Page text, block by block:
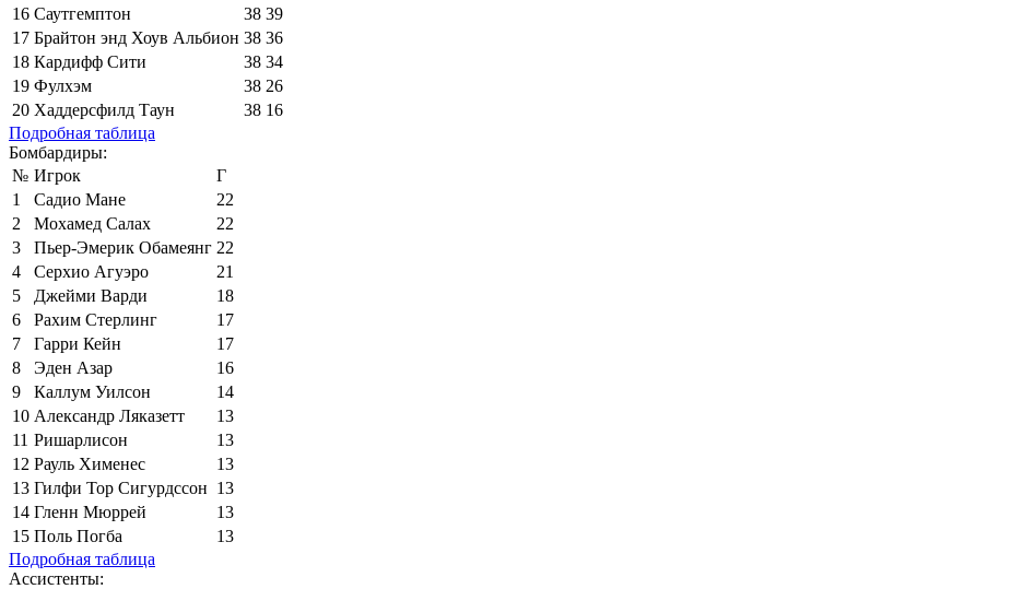
16 Саутгемптон 38 39
17 Брайтон энд Хоув Альбион 38 36
18 Кардифф Сити 38 34
19 Фулхэм 38 26
20 Хаддерсфилд Таун 38 16
Подробная таблица
Бомбардиры:
№ Игрок
Г
1
Садио Мане
22
2
Мохамед Салах
22
3
Пьер-Эмерик Обамеянг 22
4
Серхио Агуэро
21
5
Джейми Варди
18
6
Рахим Стерлинг
17
7
Гарри Кейн
17
8
Эден Азар
16
9
Каллум Уилсон
14
10 Александр Ляказетт
13
11 Ришарлисон
13
12 Рауль Хименес
13
13 Гилфи Тор Сигурдссон 13
14 Гленн Мюррей
13
15 Поль Погба
13
Подробная таблица
Ассистенты: